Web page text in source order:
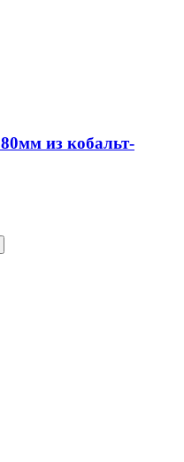
из кобальт-